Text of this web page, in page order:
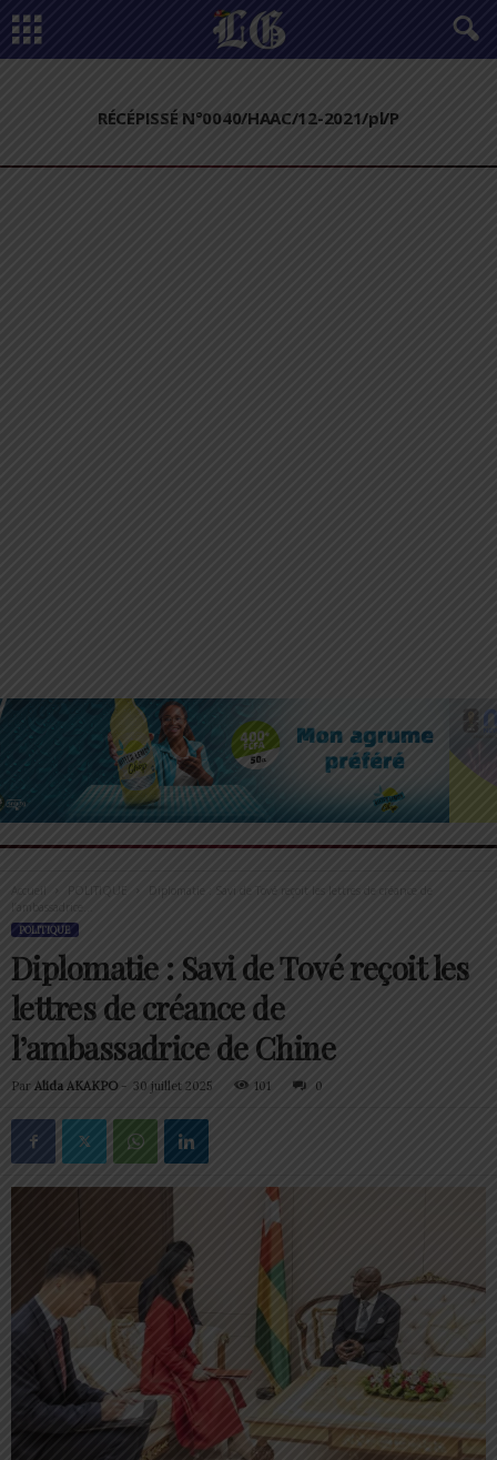
RÉCÉPISSÉ N°0040/HAAC/12-2021/pl/P
Accueil POLITIQUE
Diplomatie : Savi de Tové reçoit les lettres de créance de
l’ambassadrice...
POLITIQUE
Diplomatie : Savi de Tové reçoit les
lettres de créance de
l’ambassadrice de Chine
Par Alida AKAKPO- 30 juillet 2025 101 0